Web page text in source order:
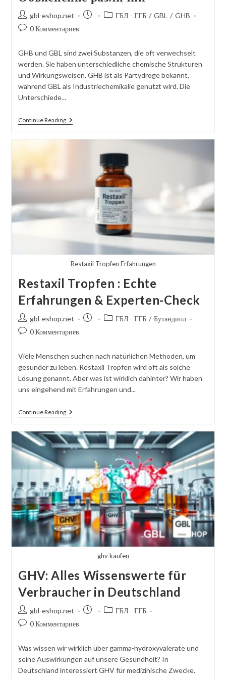
Автор
сообщения:
gbl-eshop.net
СообщениеКатегория
ГБЛ - ГГБ / GBL / GHB
Комментарии
посту:
0 Комментариев
GHB und GBL sind zwei Substanzen, die oft verwechselt
werden. Sie haben unterschiedliche chemische Strukturen
und Wirkungsweisen. GHB ist als Partydroge bekannt,
während GBL als Industriechemikalie genutzt wird. Die
Unterschiede...
Continue ReadingРазница
Restaxil Tropfen Erfahrungen
Restaxil Tropfen : Echte
Erfahrungen & Experten-Check
Автор
сообщения:
gbl-eshop.net
СообщениеКатегория
ГБЛ - ГГБ / Бутандиол
Комментарии
посту:
0 Комментариев
Viele Menschen suchen nach natürlichen Methoden, um
gesünder zu leben. Restaxil Tropfen wird oft als solche
Lösung genannt. Aber was ist wirklich dahinter? Wir haben
uns eingehend mit Erfahrungen und...
Continue ReadingRestaxil
Tropfen
Echte
Erfahrungen
&
Experten-
Check
ghv kaufen
GHV: Alles Wissenswerte für
Verbraucher in Deutschland
Автор
сообщения:
gbl-eshop.net
СообщениеКатегория
ГБЛ - ГГБ
Комментарии
посту:
0 Комментариев
Was wissen wir wirklich über gamma-hydroxyvalerate und
seine Auswirkungen auf unsere Gesundheit? In
Deutschland interessiert GHV für medizinische Zwecke.